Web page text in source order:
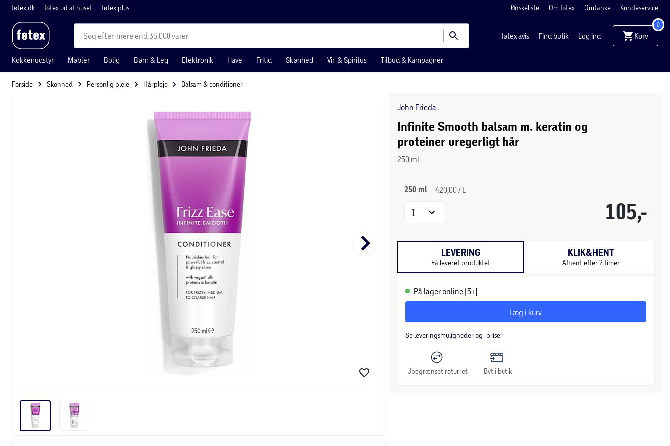
føtex.dk føtex ud af huset føtex plus Ønskeliste Om føtex Omtanke Kundeservice
mere end 35.000 varer føtex avis Find butik Log ind Kurv
0
Køkkenudstyr Møbler Bolig Børn & Leg Elektronik Have Fritid Skønhed Vin & Spiritus Tilbud & Kampagner
Forside Skønhed Personlig pleje Hårpleje Balsam & conditioner
keyboard_arrow_right
John Frieda
Infinite Smooth balsam m. keratin og
proteiner uregerligt hår
250 ml
250 ml 420,00 / L
105,-
1
LEVERING
Få leveret produktet
KLIK&HENT
Afhent efter 2 timer
På lager online (5+)
Læg i kurv
Se leveringsmuligheder og -priser
Ubegrænset returret Byt i butik